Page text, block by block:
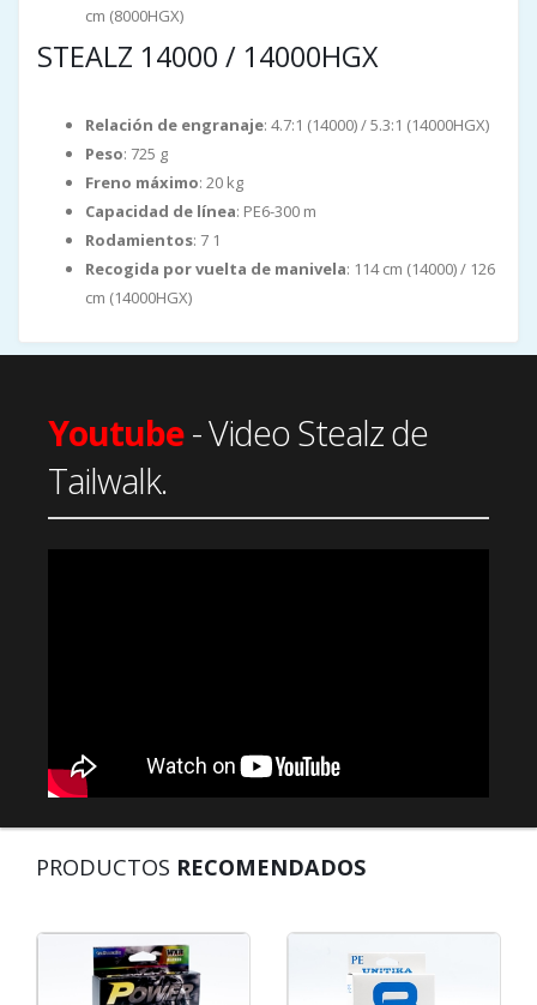
cm (8000HGX)
STEALZ 14000 / 14000HGX
Relación de engranaje: 4.7:1 (14000) / 5.3:1 (14000HGX)
Peso: 725 g
Freno máximo: 20 kg
Capacidad de línea: PE6-300 m
Rodamientos: 7 1
Recogida por vuelta de manivela: 114 cm (14000) / 126
cm (14000HGX)
Youtube- Video Stealz de
Tailwalk.
PRODUCTOS RECOMENDADOS